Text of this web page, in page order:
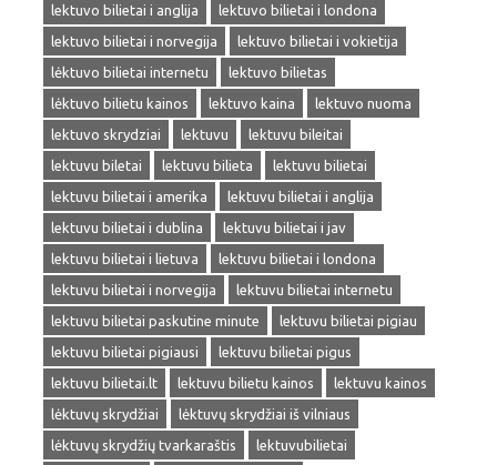
lektuvo bilietai i anglija
lektuvo bilietai i londona
lektuvo bilietai i norvegija
lektuvo bilietai i vokietija
lėktuvo bilietai internetu
lektuvo bilietas
lėktuvo bilietu kainos
lektuvo kaina
lektuvo nuoma
lektuvo skrydziai
lektuvu
lektuvu bileitai
lektuvu biletai
lektuvu bilieta
lektuvu bilietai
lektuvu bilietai i amerika
lektuvu bilietai i anglija
lektuvu bilietai i dublina
lektuvu bilietai i jav
lektuvu bilietai i lietuva
lektuvu bilietai i londona
lektuvu bilietai i norvegija
lektuvu bilietai internetu
lektuvu bilietai paskutine minute
lektuvu bilietai pigiau
lektuvu bilietai pigiausi
lektuvu bilietai pigus
lektuvu bilietai.lt
lektuvu bilietu kainos
lektuvu kainos
lėktuvų skrydžiai
lėktuvų skrydžiai iš vilniaus
lėktuvų skrydžių tvarkaraštis
lektuvubilietai